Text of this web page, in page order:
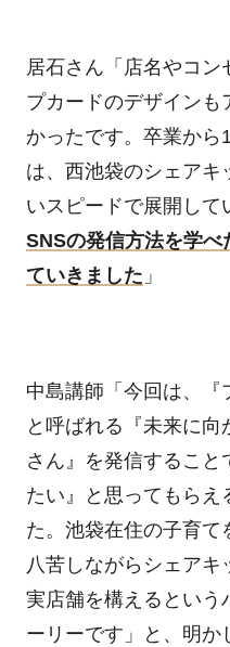
居石さん「店名やコン
プカードのデザインも
かったです。卒業から
は、西池袋のシェアキ
いスピードで展開して
SNSの発信方法を学べ
ていきました 」
中島講師「今回は、『
と呼ばれる『未来に
さん』を発信すること
たい』と思ってもらえ
た。池袋在住の子育て
八苦しながらシェア
実店舗を構えるという
ーリーです」と、明か